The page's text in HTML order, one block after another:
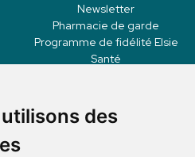
des
Newsletter
Pharmacie de garde
Programme de fidélité Elsie
Santé